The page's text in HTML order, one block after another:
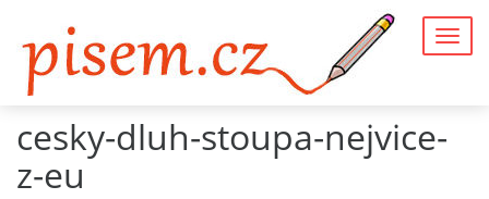
cesky-dluh-stoupa-nejvice-
z-eu